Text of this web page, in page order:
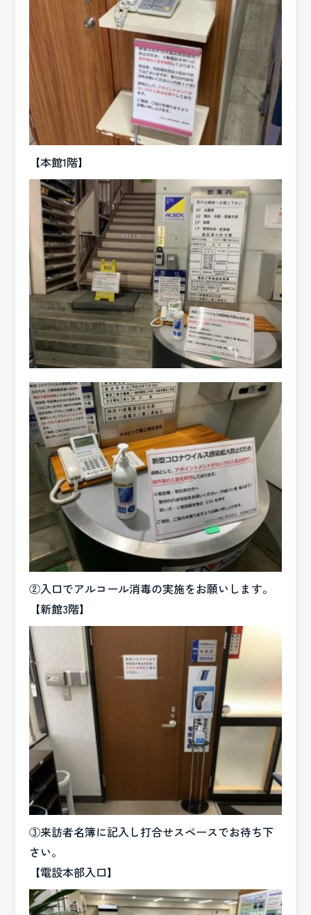
【本館1階】
②入口でアルコール消毒の実施をお願いします。
【新館3階】
③来訪者名簿に記入し打合せスペースでお待ち下
さい。
【電設本部入口】